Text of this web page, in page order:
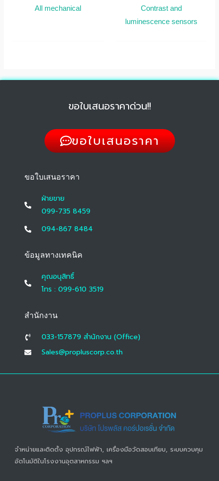
All mechanical
Contrast and
luminescence sensors
ขอใบเสนอราคาด่วน!!
ขอใบเสนอราคา
ขอใบเสนอราคา
ฝ่ายขาย
099-735 8459
094-867 8484
ข้อมูลทางเทคนิค
คุณอนุสิทธิ์
โทร : 099-610 3519
สำนักงาน
033-157879 สํานักงาน (Office)
Sales@propluscorp.co.th
จำหน่ายและติดตั้ง อุปกรณ์ไฟฟ้า, เครื่องมือวัดสอบเทียบ, ระบบควบคุม
อัตโนมัติในโรงงานอุตสาหกรรม ฯลฯ